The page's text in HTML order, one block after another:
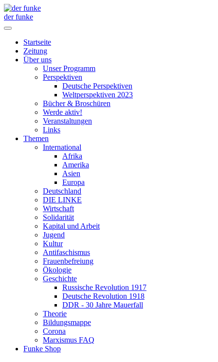
der funke
Startseite
Zeitung
Über uns
Unser Programm
Perspektiven
Deutsche Perspektiven
Weltperspektiven 2023
Bücher & Broschüren
Werde aktiv!
Veranstaltungen
Links
Themen
International
Afrika
Amerika
Asien
Europa
Deutschland
DIE LINKE
Wirtschaft
Solidarität
Kapital und Arbeit
Jugend
Kultur
Antifaschismus
Frauenbefreiung
Ökologie
Geschichte
Russische Revolution 1917
Deutsche Revolution 1918
DDR - 30 Jahre Mauerfall
Theorie
Bildungsmappe
Corona
Marxismus FAQ
Funke Shop